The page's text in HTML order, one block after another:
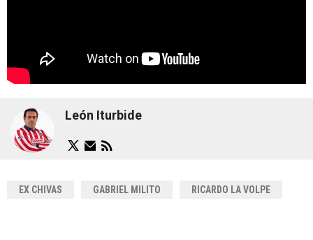
León Iturbide
EX CHIVAS GABRIEL MILITO RICARDO LA VOLPE